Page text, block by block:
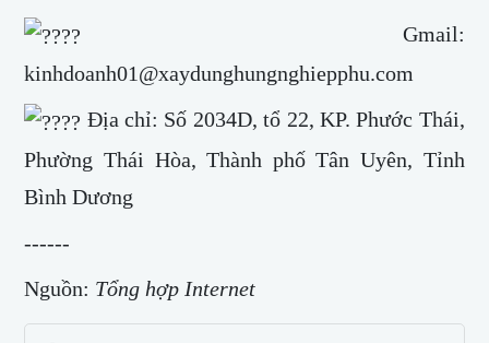
Gmail:
kinhdoanh01@xaydunghungnghiepphu.com
Địa chỉ: Số 2034D, tổ 22, KP. Phước Thái,
Phường Thái Hòa, Thành phố Tân Uyên, Tỉnh
Bình Dương
------
Nguồn: Tổng hợp Internet